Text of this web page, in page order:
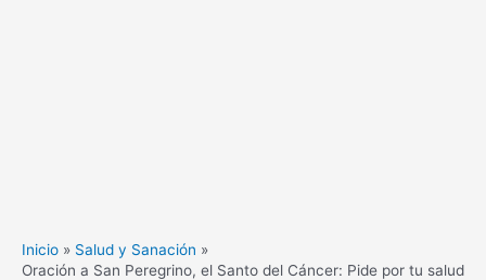
Inicio
Salud y Sanación
Oración a San Peregrino, el Santo del Cáncer: Pide por tu salud